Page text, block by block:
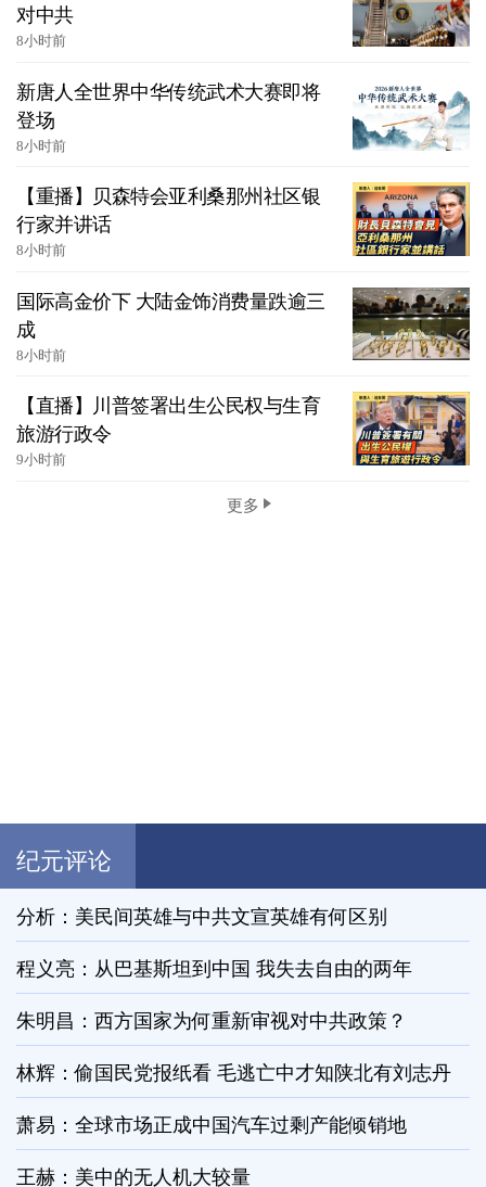
对中共
8小时前
新唐人全世界中华传统武术大赛即将
登场
8小时前
【重播】贝森特会亚利桑那州社区银
行家并讲话
8小时前
国际高金价下 大陆金饰消费量跌逾三
成
8小时前
【直播】川普签署出生公民权与生育
旅游行政令
9小时前
更多
纪元评论
分析：美民间英雄与中共文宣英雄有何区别
程义亮：从巴基斯坦到中国 我失去自由的两年
朱明昌：西方国家为何重新审视对中共政策？
林辉：偷国民党报纸看 毛逃亡中才知陕北有刘志丹
萧易：全球市场正成中国汽车过剩产能倾销地
王赫：美中的无人机大较量